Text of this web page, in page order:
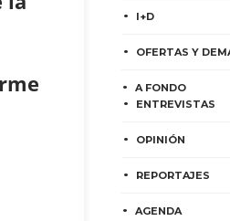
I+D
OFERTAS Y
A FONDO
ENTREVISTAS
OPINIÓN
REPORTAJES
AGENDA